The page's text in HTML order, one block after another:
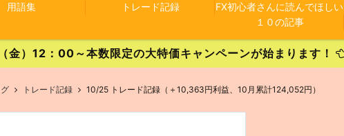
用語集 トレード記録
FX初心者さんに読んでほしい
１０の記事
）12：00～本数限定の大特価キャンペーンが始まります！
トレード記録 10/25 トレード記録（＋10,363円利益、10月累計124,052円）